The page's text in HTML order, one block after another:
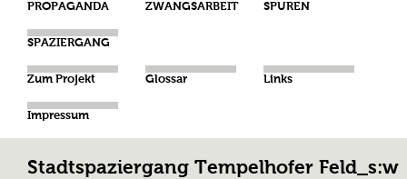
PROPAGANDA ZWANGSARBEIT SPUREN
SPAZIERGANG
Zum Projekt Glossar Links
Impressum
Stadtspaziergang Tempelhofer Feld_s:w